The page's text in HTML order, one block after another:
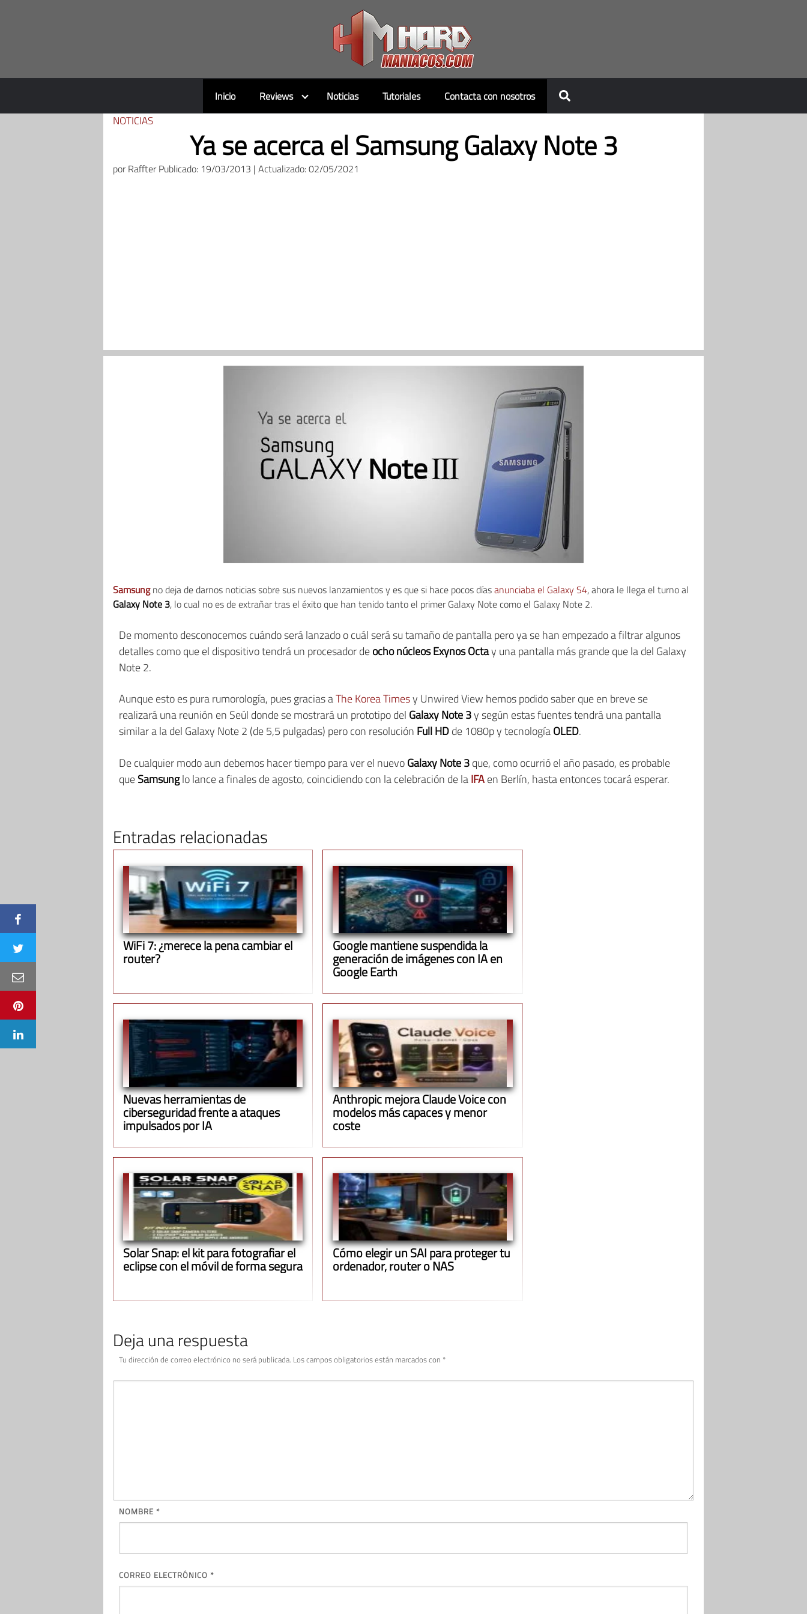
Inicio Reviews Noticias Tutoriales Contacta con nosotros
NOTICIAS
Ya se acerca el Samsung Galaxy Note 3
porRaffter Publicado: 19/03/2013 | Actualizado: 02/05/2021
Samsung no deja de darnos noticias sobre sus nuevos lanzamientos y es que si hace pocos díasanunciaba el Galaxy S4, ahora le llega el turno al
Galaxy Note 3, lo cual no es de extrañar tras el éxito que han tenido tanto el primer Galaxy Note como el Galaxy Note 2.
De momento desconocemos cuándo será lanzado o cuál será su tamaño de pantalla pero ya se han empezado a filtrar algunos
detalles como que el dispositivo tendrá un procesador deocho núcleos Exynos Octay una pantalla más grande que la del Galaxy
Note 2.
Aunque esto es pura rumorología, pues gracias aThe Korea Timesy Unwired View hemos podido saber que en breve se
realizará una reunión en Seúl donde se mostrará un prototipo del Galaxy Note 3y según estas fuentes tendrá una pantalla
similar a la del Galaxy Note 2 (de 5,5 pulgadas) pero con resolución Full HDde 1080p y tecnologíaOLED.
De cualquier modo aun debemos hacer tiempo para ver el nuevoGalaxy Note 3que, como ocurrió el año pasado, es probable
queSamsunglo lance a finales de agosto, coincidiendo con la celebración de laIFAen Berlín, hasta entonces tocará esperar.
Entradas relacionadas
WiFi 7: ¿merece la pena cambiar el
router?
Google mantiene suspendida la
generación de imágenes con IA en
Google Earth
Nuevas herramientas de
ciberseguridad frente a ataques
impulsados por IA
Anthropic mejora Claude Voice con
modelos más capaces y menor
coste
Solar Snap: el kit para fotografiar el
eclipse con el móvil de forma segura
Cómo elegir un SAI para proteger tu
ordenador, router o NAS
Deja una respuesta
Tu dirección de correo electrónico no será publicada. Los campos obligatorios están marcados con *
NOMBRE *
CORREO ELECTRÓNICO *